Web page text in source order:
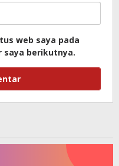
web saya pada
saya berikutnya.